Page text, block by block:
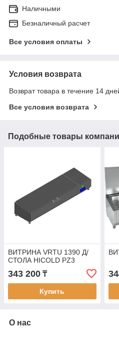
Наличными
Безналичный расчет
Все условия оплаты
Условия возврата
Возврат товара в течение 14
Все условия возврата
Подобные товары
ВИТРИНА VRTU 1390 Д/
СТОЛА HICOLD PZ3
343 200 ₸
Купить
О нас